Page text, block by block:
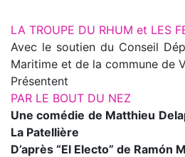
LA TROUPE DU RHUM et LES
Avec le soutien du Conseil
Maritime et de la commune de
Présentent
PAR LE BOUT DU NEZ
Une comédie de Matthieu
La Patellière
D’après “El Electo” de Ramón